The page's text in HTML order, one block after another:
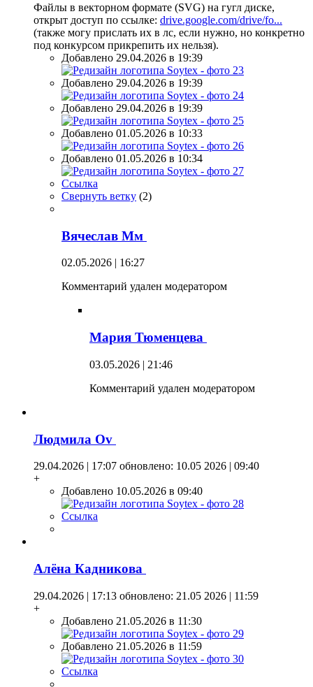
Файлы в векторном формате (SVG) на гугл диске,
открыт доступ по ссылке: drive.google.com/drive/fo...
(также могу прислать их в лс, если нужно, но конкретно
под конкурсом прикрепить их нельзя).
Добавлено 29.04.2026 в 19:39
Добавлено 29.04.2026 в 19:39
Добавлено 29.04.2026 в 19:39
Добавлено 01.05.2026 в 10:33
Добавлено 01.05.2026 в 10:34
Ссылка
Свернуть ветку (2)
Вячеслав Мм
02.05.2026 | 16:27
Комментарий удален модератором
Мария Тюменцева
03.05.2026 | 21:46
Комментарий удален модератором
Людмила Оv
29.04.2026 | 17:07 обновлено: 10.05 2026 | 09:40
+
Добавлено 10.05.2026 в 09:40
Ссылка
Алёна Кадникова
29.04.2026 | 17:13 обновлено: 21.05 2026 | 11:59
+
Добавлено 21.05.2026 в 11:30
Добавлено 21.05.2026 в 11:59
Ссылка